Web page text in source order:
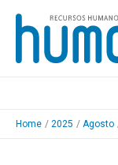
Skip
content
Home 2025 Agosto